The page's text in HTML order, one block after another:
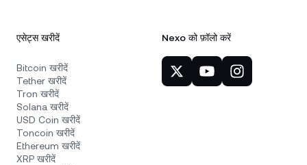
एसेट्स खरीदें
Bitcoin खरीदें
Tether खरीदें
Tron खरीदें
Solana खरीदें
USD Coin खरीदें
Toncoin खरीदें
Ethereum खरीदें
XRP खरीदें
Nexo को फ़ॉलो करें